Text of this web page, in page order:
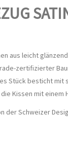
aus leicht
zertifizierter
Stück besticht mit
Kissen mit einem
der Schweizer